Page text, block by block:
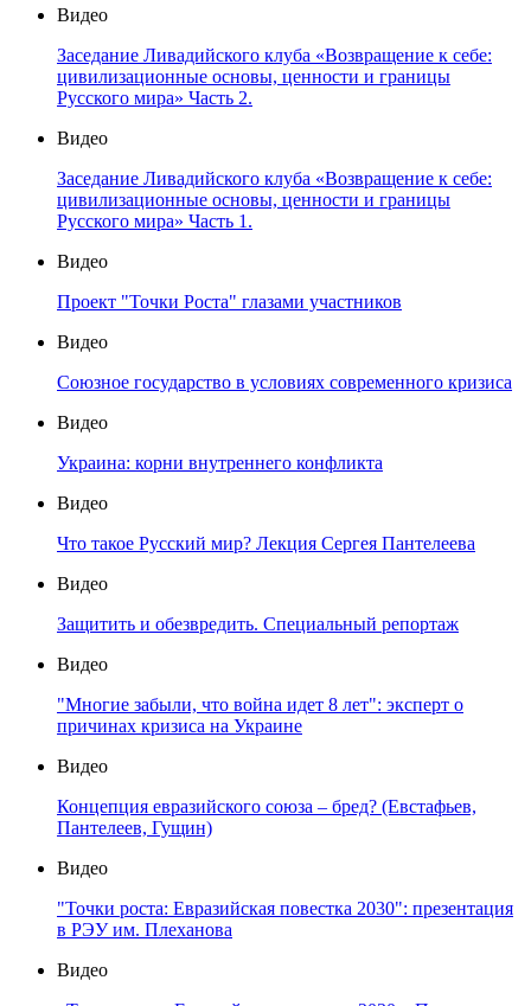
Видео
Заседание Ливадийского клуба «Возвращение к себе:
цивилизационные основы, ценности и границы
Русского мира» Часть 2.
Видео
Заседание Ливадийского клуба «Возвращение к себе:
цивилизационные основы, ценности и границы
Русского мира» Часть 1.
Видео
Проект "Точки Роста" глазами участников
Видео
Союзное государство в условиях современного кризиса
Видео
Украина: корни внутреннего конфликта
Видео
Что такое Русский мир? Лекция Сергея Пантелеева
Видео
Защитить и обезвредить. Специальный репортаж
Видео
"Многие забыли, что война идет 8 лет": эксперт о
причинах кризиса на Украине
Видео
Концепция евразийского союза – бред? (Евстафьев,
Пантелеев, Гущин)
Видео
"Точки роста: Евразийская повестка 2030": презентация
в РЭУ им. Плеханова
Видео